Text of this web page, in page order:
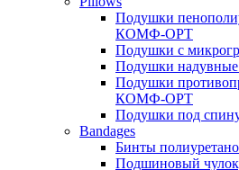
Подушки
КОМФ-ОРТ
Подушки с
Подушки
Подушки
КОМФ-ОРТ
Подушки под
Bandages
Бинты
Подшиновый